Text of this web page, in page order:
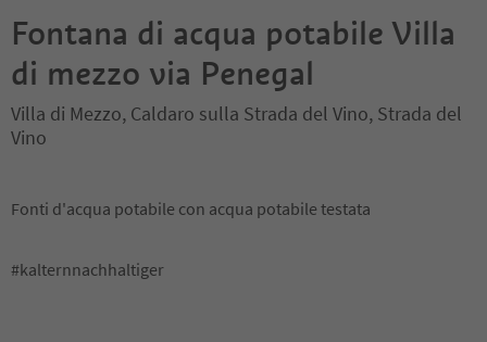
Fontana di acqua potabile Villa
di mezzo via Penegal
Villa di Mezzo, Caldaro sulla Strada del Vino, Strada del
Vino
Fonti d'acqua potabile con acqua potabile testata
#kalternnachhaltiger